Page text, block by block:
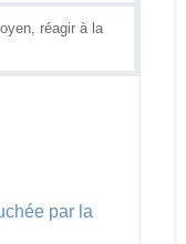
réagir à la
par la